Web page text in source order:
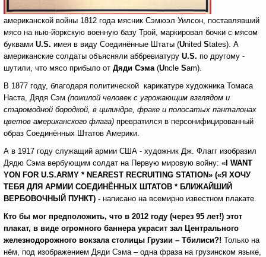
американской войны 1812 года мясник Сэмюэл Уилсон, поставлявший
мясо на нью-йоркскую военную базу Трой, маркировал бочки с мясом
буквами U.S. имея в виду Соединённые Штаты (United States). А
американские солдаты объясняли аббревиатуру U.S. по другому -
шутили, что мясо прибыло от Дяди Сэма (Uncle Sam).
В 1877 году, благодаря политической карикатуре художника Томаса
Наста, Дядя Сэм (пожилой человек с угрожающим взглядом и
старомодной бородкой, в цилиндре, фраке и полосатых панталонах
цветов американского флага) превратился в персонифицированный
образ Соединённых Штатов Америки.
А в 1917 году служащий армии США - художник Дж. Флагг изобразил
Дядю Сэма вербующим солдат на Первую мировую войну: « WANT
YON FOR U.S.ARMY * NEAREST RECRUITING STATION» («Я ХОЧУ
ТЕБЯ ДЛЯ АРМИИ СОЕДИНЁННЫХ ШТАТОВ * БЛИЖАЙШИЙ
ВЕРБОВОЧНЫЙ ПУНКТ) - написано на всемирно известном плакате.
Кто бы мог предположить, что в 2012 году (через 95 лет!) этот
плакат, в виде огромного баннера украсит зал Центрального
железнодорожного вокзала столицы Грузии – Тбилиси?! Только на
нём, под изображением Дяди Сэма – одна фраза на грузинском языке,